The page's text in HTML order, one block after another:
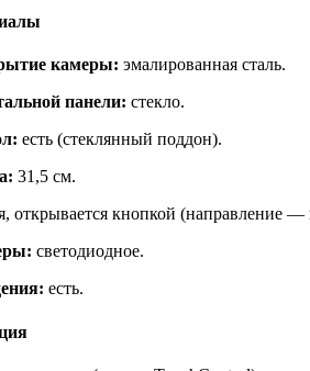
камеры: эмалированная сталь.
панели: стекло.
есть (стеклянный поддон).
31,5 см.
открывается кнопкой (направление —
светодиодное.
есть.